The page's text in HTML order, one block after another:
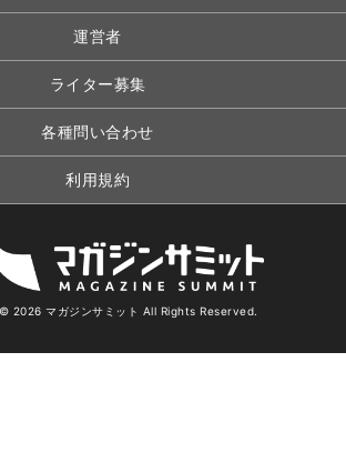
運営者
ライター募集
各種問い合わせ
利用規約
2026 マガジンサミット All Rights Reserved.